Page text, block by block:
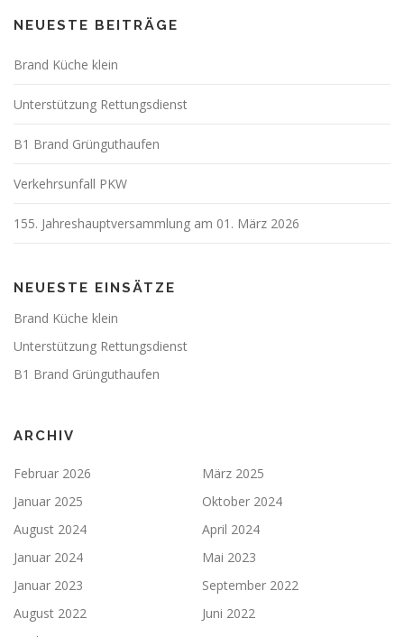
NEUESTE BEITRÄGE
Brand Küche klein
Unterstützung Rettungsdienst
B1 Brand Grünguthaufen
Verkehrsunfall PKW
155. Jahreshauptversammlung am 01. März 2026
NEUESTE EINSÄTZE
Brand Küche klein
Unterstützung Rettungsdienst
B1 Brand Grünguthaufen
ARCHIV
Februar 2026
März 2025
Januar 2025
Oktober 2024
August 2024
April 2024
Januar 2024
Mai 2023
Januar 2023
September 2022
August 2022
Juni 2022